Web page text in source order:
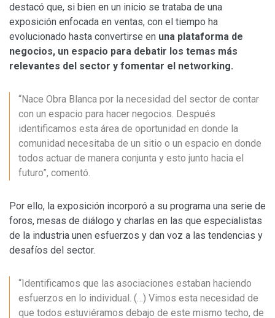
destacó que, si bien en un inicio se trataba de una
exposición enfocada en ventas, con el tiempo ha
evolucionado hasta convertirse en una plataforma de
negocios, un espacio para debatir los temas más
relevantes del sector y fomentar el networking.
“Nace Obra Blanca por la necesidad del sector de contar
con un espacio para hacer negocios. Después
identificamos esta área de oportunidad en donde la
comunidad necesitaba de un sitio o un espacio en donde
todos actuar de manera conjunta y esto junto hacia el
futuro”, comentó.
Por ello, la exposición incorporó a su programa una serie de
foros, mesas de diálogo y charlas en las que especialistas
de la industria unen esfuerzos y dan voz a las tendencias y
desafíos del sector.
“Identificamos que las asociaciones estaban haciendo
esfuerzos en lo individual. (…) Vimos esta necesidad de
que todos estuviéramos debajo de este mismo techo, de